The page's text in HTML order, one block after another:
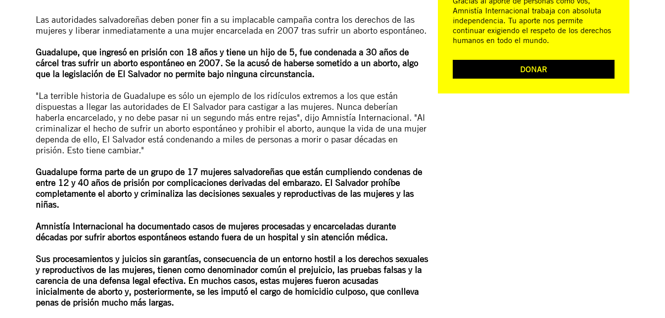
Las autoridades salvadoreñas deben poner fin a su implacable campaña contra los derechos de las
mujeres y liberar inmediatamente a una mujer encarcelada en 2007 tras sufrir un aborto espontáneo.
Guadalupe, que ingresó en prisión con 18 años y tiene un hijo de 5, fue condenada a 30 años de
cárcel tras sufrir un aborto espontáneo en 2007. Se la acusó de haberse sometido a un aborto, algo
que la legislación de El Salvador no permite bajo ninguna circunstancia.
"La terrible historia de Guadalupe es sólo un ejemplo de los ridículos extremos a los que están
dispuestas a llegar las autoridades de El Salvador para castigar a las mujeres. Nunca deberían
haberla encarcelado, y no debe pasar ni un segundo más entre rejas", dijo Amnistía Internacional. "Al
criminalizar el hecho de sufrir un aborto espontáneo y prohibir el aborto, aunque la vida de una mujer
dependa de ello, El Salvador está condenando a miles de personas a morir o pasar décadas en
prisión. Esto tiene cambiar."
Guadalupe forma parte de un grupo de 17 mujeres salvadoreñas que están cumpliendo condenas de
entre 12 y 40 años de prisión por complicaciones derivadas del embarazo. El Salvador prohíbe
completamente el aborto y criminaliza las decisiones sexuales y reproductivas de las mujeres y las
niñas.
Amnistía Internacional ha documentado casos de mujeres procesadas y encarceladas durante
décadas por sufrir abortos espontáneos estando fuera de un hospital y sin atención médica.
Sus procesamientos y juicios sin garantías, consecuencia de un entorno hostil a los derechos sexuales
y reproductivos de las mujeres, tienen como denominador común el prejuicio, las pruebas falsas y la
carencia de una defensa legal efectiva. En muchos casos, estas mujeres fueron acusadas
inicialmente de aborto y, posteriormente, se les imputó el cargo de homicidio culposo, que conlleva
penas de prisión mucho más largas.
Amnistía Internacional trabaja con absoluta
independencia. Tu aporte nos permite
continuar exigiendo el respeto de los derechos
humanos en todo el mundo.
DONAR